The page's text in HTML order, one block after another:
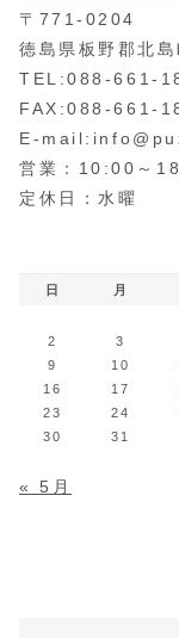
〒771-0204
徳島県板野郡北
TEL:088-661-
FAX:088-661-
E-
営業：10:00～
定休日：水曜
日 月
2
3
9
10
16
17
23
24
30
31
« 5月